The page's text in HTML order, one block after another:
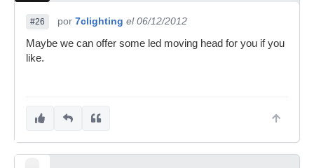
#26 por 7clighting el 06/12/2012
Maybe we can offer some led moving head for you if you
like.